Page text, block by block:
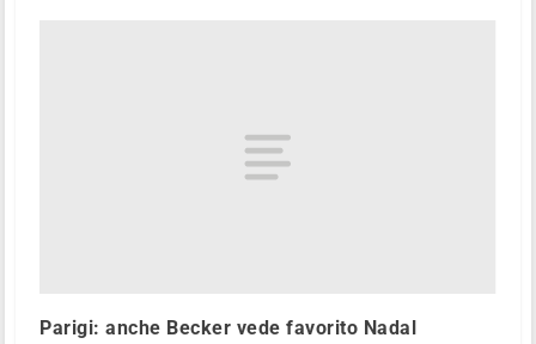
Parigi: anche Becker vede favorito Nadal